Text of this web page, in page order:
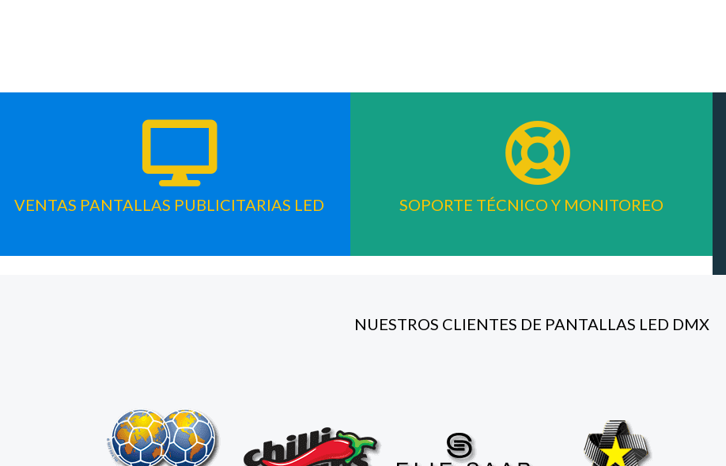
VENTAS PANTALLAS PUBLICITARIAS LED SOPORTE TÉCNICO Y MONITOREO
NUESTROS CLIENTES DE PANTALLAS LED DMX